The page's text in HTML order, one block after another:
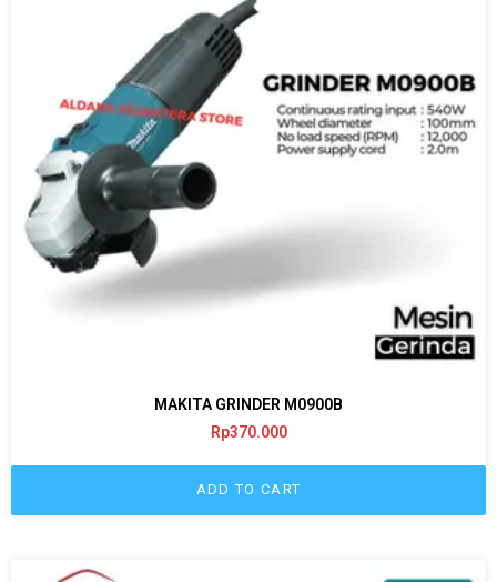
MAKITA GRINDER M0900B
Rp370.000
ADD TO CART